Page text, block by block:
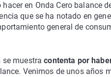
en Onda Cero balance
que se ha notado en
general de
se muestracontenta por
Venimos de unos años